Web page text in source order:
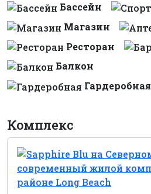
Бассейн
Магазин
Ресторан
Балкон
Гардеробная
Комплекс